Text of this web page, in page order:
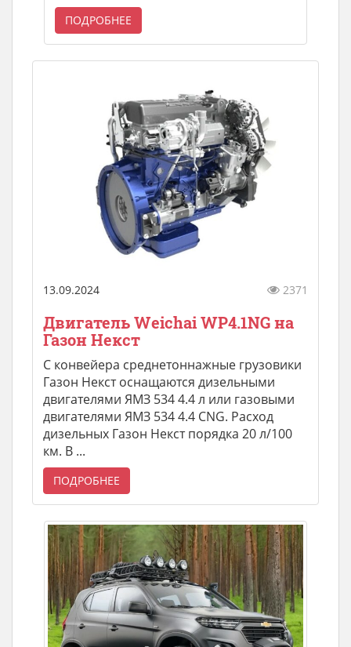
ПОДРОБНЕЕ
13.09.2024 2371
Двигатель Weichai WP4.1NG на
Газон Некст
С конвейера среднетоннажные грузовики
Газон Некст оснащаются дизельными
двигателями ЯМЗ 534 4.4 л или газовыми
двигателями ЯМЗ 534 4.4 CNG. Расход
дизельных Газон Некст порядка 20 л/100
км. В ...
ПОДРОБНЕЕ